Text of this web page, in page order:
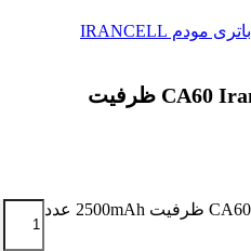
باتری مودم IRANCELL
باتری مودم ایرانسل CA60 Irancell ظرفیت